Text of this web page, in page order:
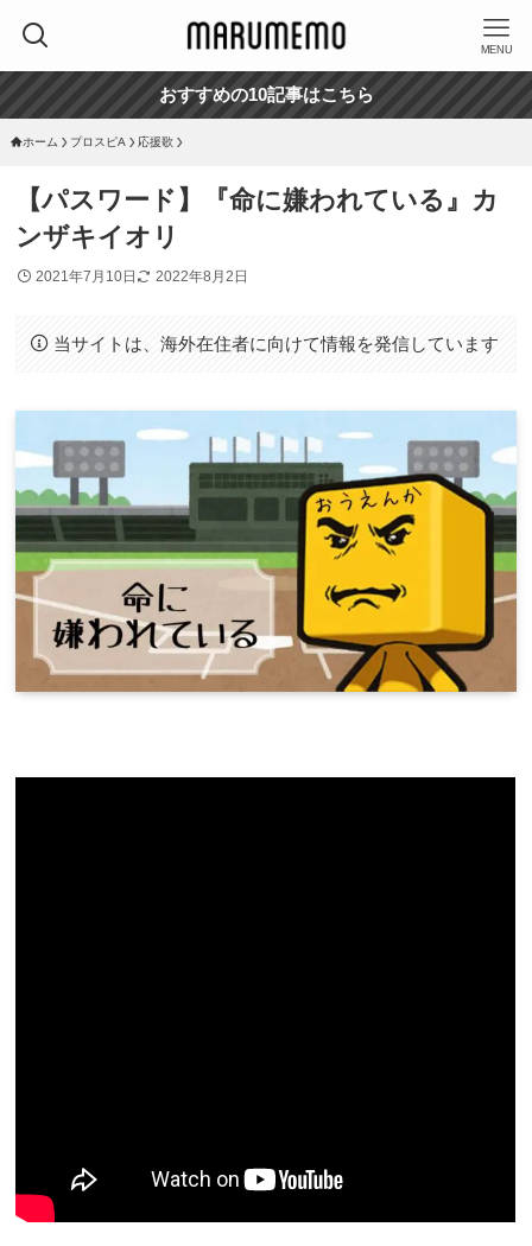
MENU
おすすめの10記事はこちら
ホーム プロスピA 応援歌
【パスワード】『命に嫌われている』カ
ンザキイオリ
2021年7月10日 2022年8月2日
当サイトは、海外在住者に向けて情報を発信しています